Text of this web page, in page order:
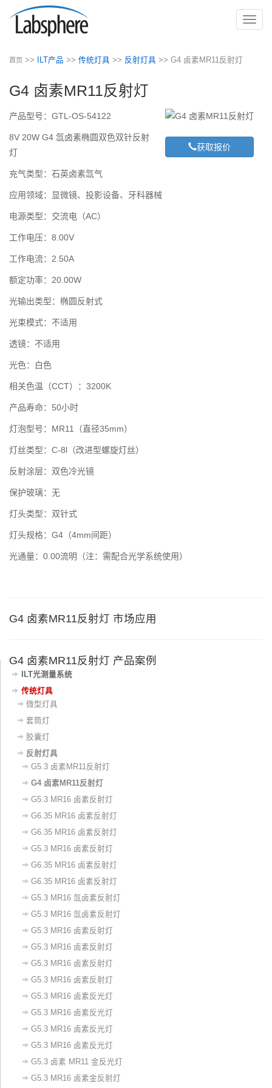
切
首页 >> ILT产品 >> 传统灯具 >> 反射灯具 >> G4 卤素MR11反射灯
G4 卤素MR11反射灯
获取报价
产品型号：GTL-OS-54122
8V 20W G4 氙卤素椭圆双色双针反射
灯
充气类型：石英卤素氙气
应用领域：显微镜、投影设备、牙科器械
电源类型：交流电（AC）
工作电压：8.00V
工作电流：2.50A
额定功率：20.00W
光输出类型：椭圆反射式
光束模式：不适用
透镜：不适用
光色：白色
相关色温（CCT）：3200K
产品寿命：50小时
灯泡型号：MR11（直径35mm）
灯丝类型：C-8l（改进型螺旋灯丝）
反射涂层：双色冷光镜
保护玻璃：无
灯头类型：双针式
灯头规格：G4（4mm间距）
光通量：0.00流明（注：需配合光学系统使用）
G4 卤素MR11反射灯 市场应用
G4 卤素MR11反射灯 产品案例
ILT光测量系统
传统灯具
微型灯具
套筒灯
胶囊灯
反射灯具
G5.3 卤素MR11反射灯
G4 卤素MR11反射灯
G5.3 MR16 卤素反射灯
G6.35 MR16 卤素反射灯
G6.35 MR16 卤素反射灯
G5.3 MR16 卤素反射灯
G6.35 MR16 卤素反射灯
G6.35 MR16 卤素反射灯
G5.3 MR16 氙卤素反射灯
G5.3 MR16 氙卤素反射灯
G5.3 MR16 卤素反射灯
G5.3 MR16 卤素反射灯
G5.3 MR16 卤素反射灯
G5.3 MR16 卤素反射灯
‌G5.3 MR16 卤素反光灯‌
​G5.3 MR16 卤素反光灯
G5.3 MR16 卤素反光灯
G5.3 MR16 卤素反光灯
G5.3 卤素 MR11 金反光灯
G5.3 MR16 卤素金反射灯